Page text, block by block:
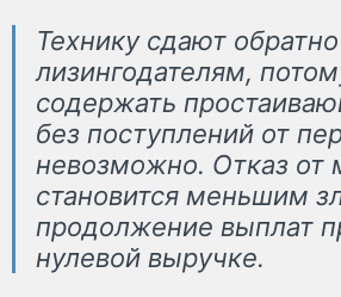
Технику сдают обратно
лизингодателям,
содержать
без поступлений от
невозможно. Отказ
становится меньшим
продолжение выплат
нулевой выручке.